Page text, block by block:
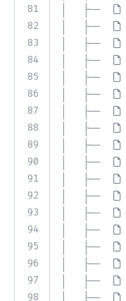
81
82
83
84
85
86
87
88
89
90
91
92
93
94
95
96
97
98
│   ├──
│   ├──
│   ├──
│   ├──
│   ├──
│   ├──
│   ├──
│   ├──
│   ├──
│   ├──
│   ├──
│   ├──
│   ├──
│   ├──
│   ├──
│   ├──
│   ├──
│   ├──